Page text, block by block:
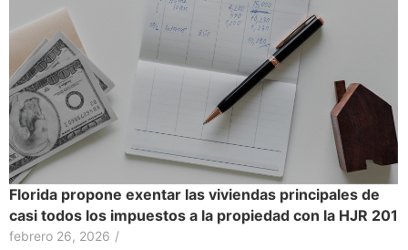
Florida propone exentar las viviendas principales de
casi todos los impuestos a la propiedad con la HJR 201
febrero 26, 2026 /